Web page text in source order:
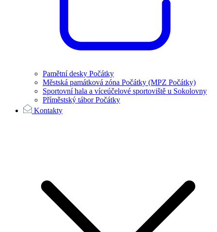
Pamětní desky Počátky
Městská památková zóna Počátky (MPZ Počátky)
Sportovní hala a víceúčelové sportoviště u Sokolovny
Příměstský tábor Počátky
Kontakty